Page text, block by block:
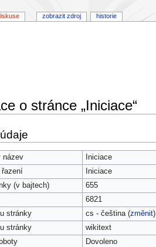
o stránce „Iniciace“
název
Iniciace
Iniciace
(v bajtech)
655
6821
stránky
cs - čeština (změnit)
stránky
wikitext
Dovoleno
zobrazit zdroj historie